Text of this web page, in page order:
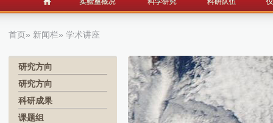
首页» 新闻栏» 学术讲座
研究方向
研究方向
科研成果
课题组